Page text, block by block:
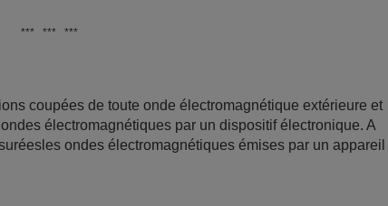
*** *** ***
coupées de toute onde électromagnétique extérieure et
électromagnétiques par un dispositif électronique. A
ondes électromagnétiques émises par un appareil